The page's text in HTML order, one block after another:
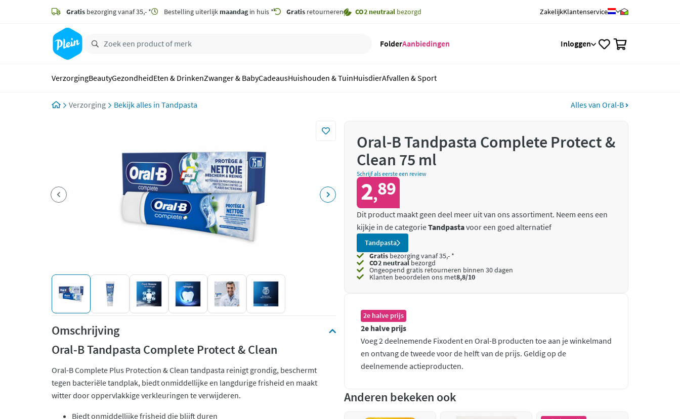
zoeken
hoofdinhoud
Gratis bezorging vanaf 35,- * Bestelling uiterlijk maandagin huis * Gratis retourneren CO2 neutraal bezorgd ZakelijkKlantenservice
FolderAanbiedingen Inloggen
VerzorgingBeautyGezondheidEten & DrinkenZwanger & BabyCadeausHuishouden & TuinHuisdierAfvallen & Sport
Verzorging Tandpasta Alles van Oral-B
Omschrijving
Oral-B Tandpasta Complete Protect & Clean
Oral-B Complete Plus Protection & Clean tandpasta reinigt grondig, beschermt
tegen bacteriële tandplak, biedt onmiddellijke en langdurige frisheid en maakt
witter door oppervlakkige verkleuringen te verwijderen.
Biedt onmiddellijke frisheid die blijft duren
Oral-B Tandpasta Complete Protect &
Clean 75 ml
Schrijf als eerste een review
2,89
Dit product maakt geen deel meer uit van ons assortiment. Neem eens een
kijkje in de categorieTandpastavoor een goed alternatief
Tandpasta
Gratis bezorging vanaf 35,- *
CO2 neutraalbezorgd
Ongeopend gratis retourneren binnen 30 dagen
Klanten beoordelen ons met8,8/10
2e halve prijs
2e halve prijs
Voeg 2 deelnemende Fixodent en Oral-B producten toe aan je winkelmand
en ontvang de tweede voor de helft van de prijs. Geldig op de
deelnemende actieproducten.
Anderen bekeken ook